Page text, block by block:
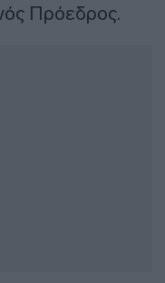
Πρόεδρος.